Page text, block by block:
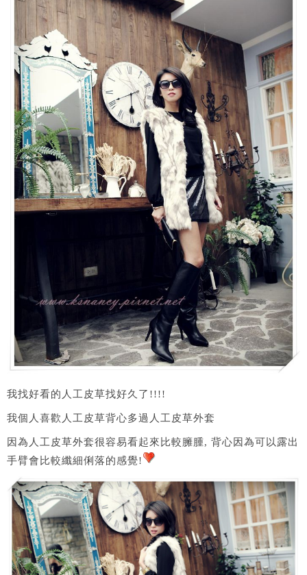
我找好看的人工皮草找好久了!!!!
我個人喜歡人工皮草背心多過人工皮草外套
因為人工皮草外套很容易看起來比較臃腫, 背心因為可以露出
手臂會比較纖細俐落的感覺!